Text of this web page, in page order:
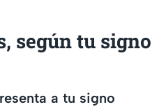
según tu signo
a tu signo